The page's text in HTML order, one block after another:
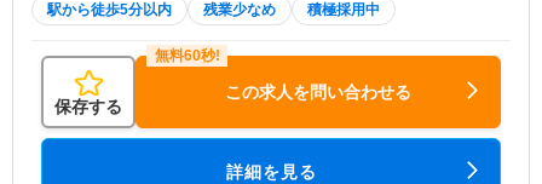
駅から徒歩5分以内 残業少なめ 積極採用中
保存する
この求人を問い合わせる
詳細を見る